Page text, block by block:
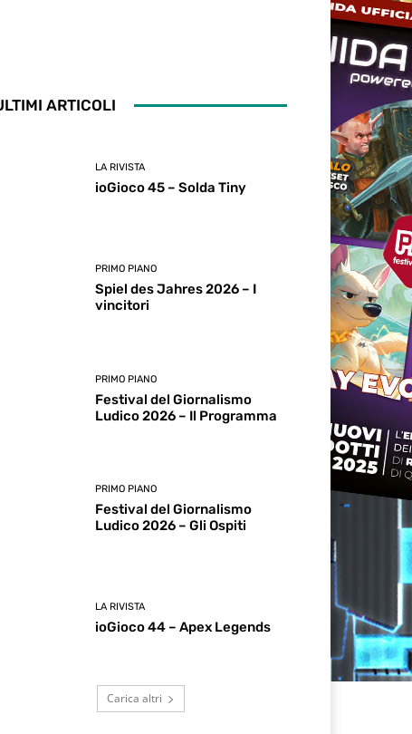
ARTICOLI
LA RIVISTA
ioGioco 45 – Solda Tiny
PRIMO PIANO
Spiel des Jahres 2026 – I
vincitori
PRIMO PIANO
Festival del Giornalismo
Ludico 2026 – Il Programma
PRIMO PIANO
Festival del Giornalismo
Ludico 2026 – Gli Ospiti
LA RIVISTA
ioGioco 44 – Apex Legends
Carica altri